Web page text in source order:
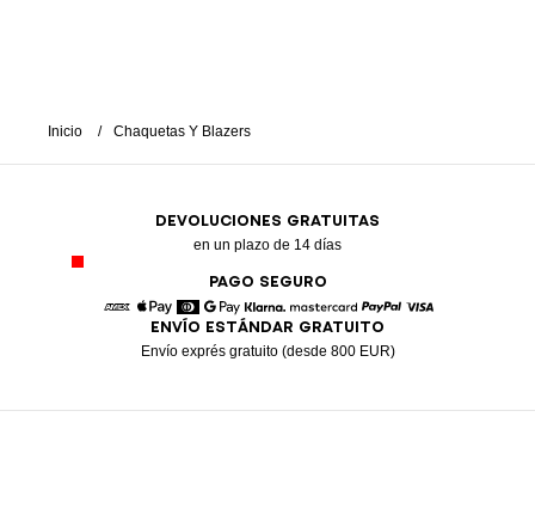
Inicio Chaquetas Y Blazers
DEVOLUCIONES GRATUITAS
en un plazo de 14 días
PAGO SEGURO
American Express
Apple Pay
DinersGoogle Pay
Klarna MastercardPaypal
ENVÍO ESTÁNDAR GRATUITO
Envío exprés gratuito (desde 800 EUR)